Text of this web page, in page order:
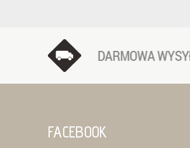
FACEBOOK